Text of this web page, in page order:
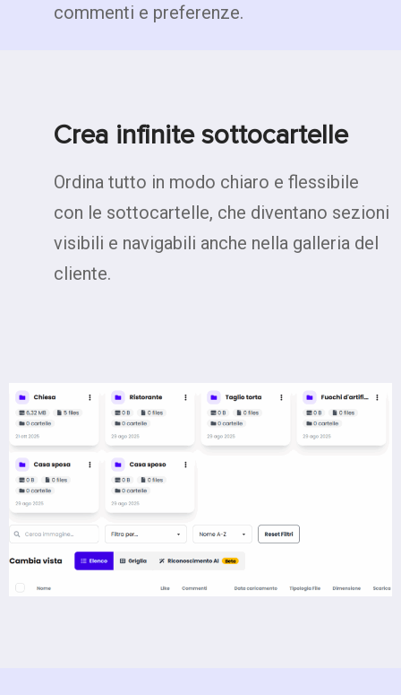
commenti e preferenze.
Crea infinite sottocartelle
Ordina tutto in modo chiaro e flessibile
con le sottocartelle, che diventano sezioni
visibili e navigabili anche nella galleria del
cliente.